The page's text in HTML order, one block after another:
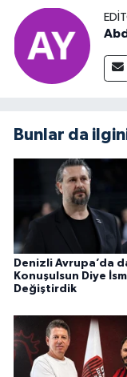
Bunlar da
Denizli Avrupa’da
Konuşulsun Diye
Değiştirdik